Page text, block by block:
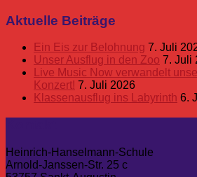
Aktuelle Beiträge
Ein Eis zur Belohnung 7. Juli
Unser Ausflug in den Zoo 7. Juli
Live Music Now verwandelt
Konzert! 7. Juli 2026
Klassenausflug ins Labyrinth 6.
Heinrich-Hanselmann-Schule
Arnold-Janssen-Str. 25 c